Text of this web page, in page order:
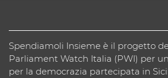
Spendiamoli Insieme è il progetto
Parliament Watch Italia (PWI) per
per la democrazia partecipata in